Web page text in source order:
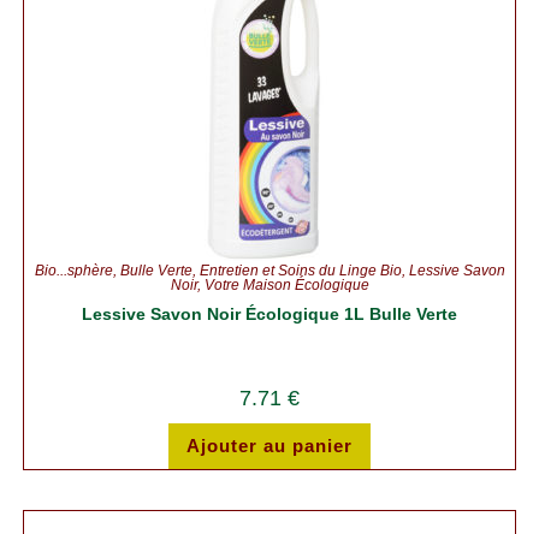
Bio...sphère, Bulle Verte, Entretien et Soins du Linge Bio, Lessive Savon
Noir, Votre Maison Écologique
Lessive Savon Noir Écologique 1L Bulle Verte
7.71 €
Ajouter au panier